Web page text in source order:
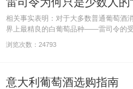
相关事实表明：对于大多数普通葡萄酒
界上最精良的白葡萄品种——雷司令的
情。这究竟是什么原因呢？
浏览次数：24793
意大利葡萄酒选购指南